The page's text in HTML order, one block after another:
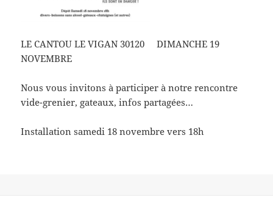
LE CANTOU LE VIGAN 30120 DIMANCHE 19
NOVEMBRE
Nous vous invitons à participer à notre rencontre
vide-grenier, gateaux, infos partagées…
Installation samedi 18 novembre vers 18h